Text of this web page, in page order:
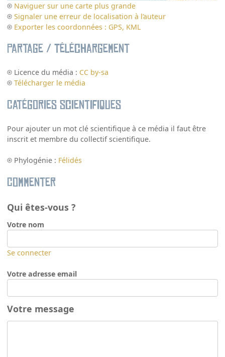
Naviguer sur une carte plus grande
Signaler une erreur de localisation à l’auteur
Exporter les coordonnées : GPS, KML
Partage / Téléchargement
Licence du média : CC by-sa
Télécharger le média
Catégories scientifiques
Pour ajouter un mot clé scientifique à ce média il faut être
inscrit et membre du collectif scientifique.
Phylogénie : Félidés
Commenter
Qui êtes-vous ?
Votre nom
Se connecter
Votre adresse email
Votre message